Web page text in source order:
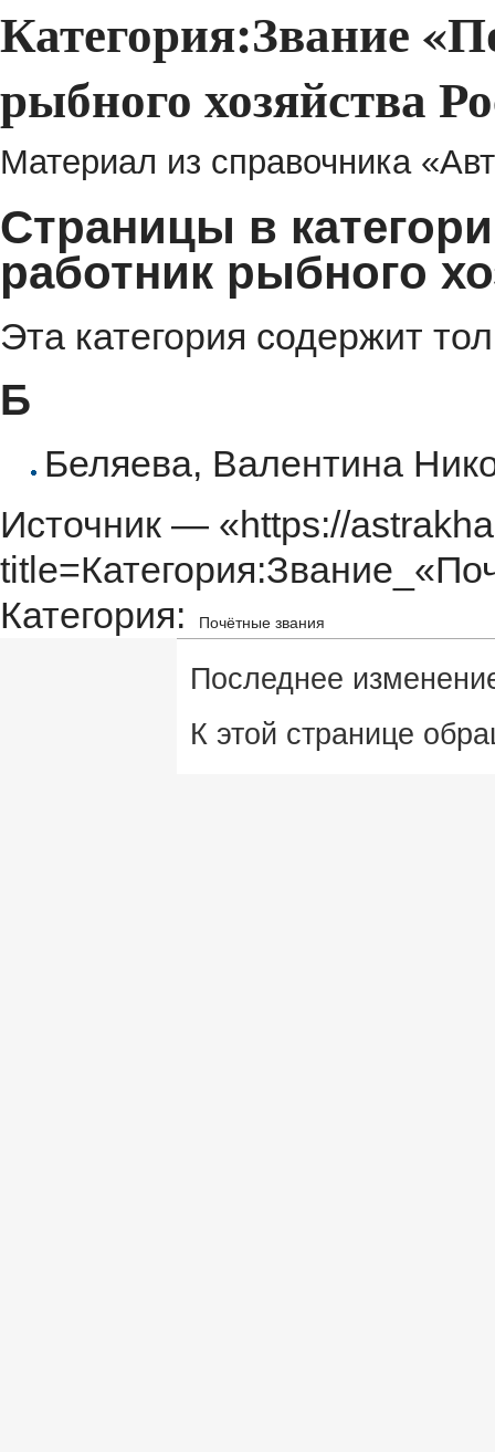
Категория:Звание
рыбного хозяйства
Материал из справочника
Страницы в
работник рыбного
Эта категория содержит
Б
Беляева, Валентина
Источник — «https://
Категория: Почётные звания
Последнее
К этой странице